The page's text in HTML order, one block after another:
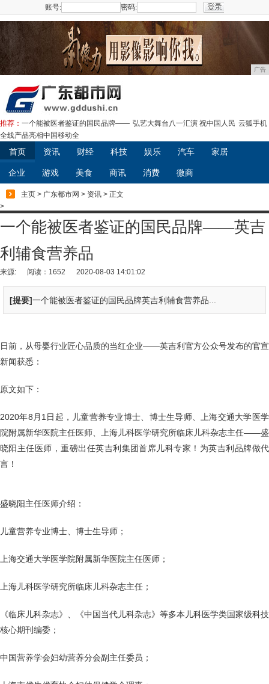
账号: 密码:
广告
推荐： 一个能被医者鉴证的国民品牌—— 弘艺大舞台八一汇演 祝中国人民 云狐手机
全线产品亮相中国移动全
首页 资讯 财经 科技 娱乐 汽车 家居
企业 游戏 美食 商讯 消费 微商
主页 > 广东都市网 > 资讯 > 正文
>
一个能被医者鉴证的国民品牌——英吉
利辅食营养品
来源: 阅读：1652 2020-08-03 14:01:02
[提要]一个能被医者鉴证的国民品牌英吉利辅食营养品...
日前，从母婴行业匠心品质的当红企业——英吉利官方公众号发布的官宣
新闻获悉：
原文如下：
2020年8月1日起，儿童营养专业博士、博士生导师、上海交通大学医学
院附属新华医院主任医师、上海儿科医学研究所临床儿科杂志主任——盛
晓阳主任医师，重磅出任英吉利集团首席儿科专家！为英吉利品牌做代
言！
盛晓阳主任医师介绍：
儿童营养专业博士、博士生导师；
上海交通大学医学院附属新华医院主任医师；
上海儿科医学研究所临床儿科杂志主任；
《临床儿科杂志》、《中国当代儿科杂志》等多本儿科医学类国家级科技
核心期刊编委 ；
中国营养学会妇幼营养分会副主任委员 ；